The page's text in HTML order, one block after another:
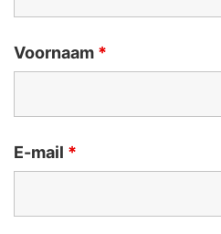
Voornaam *
E-mail *